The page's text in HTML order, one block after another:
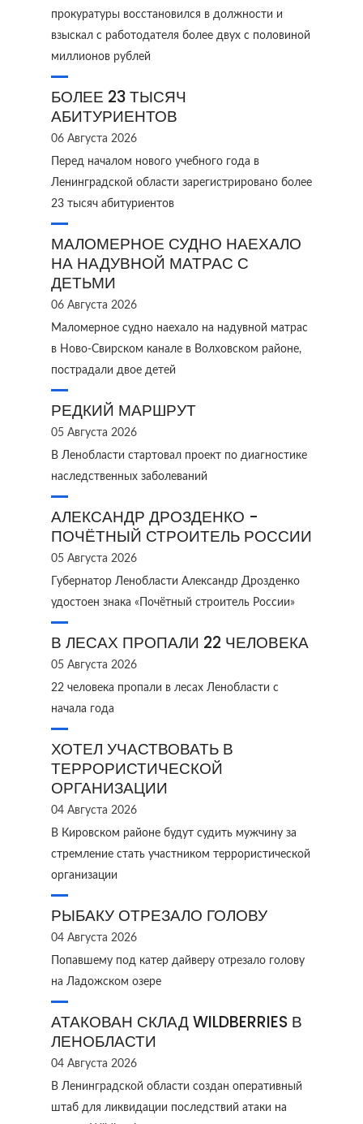
прокуратуры восстановился в должности и
взыскал с работодателя более двух с половиной
миллионов рублей
БОЛЕЕ 23 ТЫСЯЧ
АБИТУРИЕНТОВ
06 Августа 2026
Перед началом нового учебного года в
Ленинградской области зарегистрировано более
23 тысяч абитуриентов
МАЛОМЕРНОЕ СУДНО НАЕХАЛО
НА НАДУВНОЙ МАТРАС С
ДЕТЬМИ
06 Августа 2026
Маломерное судно наехало на надувной матрас
в Ново‑Свирском канале в Волховском районе,
пострадали двое детей
РЕДКИЙ МАРШРУТ
05 Августа 2026
В Ленобласти стартовал проект по диагностике
наследственных заболеваний
АЛЕКСАНДР ДРОЗДЕНКО -
ПОЧЁТНЫЙ СТРОИТЕЛЬ РОССИИ
05 Августа 2026
Губернатор Ленобласти Александр Дрозденко
удостоен знака «Почётный строитель России»
В ЛЕСАХ ПРОПАЛИ 22 ЧЕЛОВЕКА
05 Августа 2026
22 человека пропали в лесах Ленобласти с
начала года
ХОТЕЛ УЧАСТВОВАТЬ В
ТЕРРОРИСТИЧЕСКОЙ
ОРГАНИЗАЦИИ
04 Августа 2026
В Кировском районе будут судить мужчину за
стремление стать участником террористической
организации
РЫБАКУ ОТРЕЗАЛО ГОЛОВУ
04 Августа 2026
Попавшему под катер дайверу отрезало голову
на Ладожском озере
АТАКОВАН СКЛАД WILDBERRIES В
ЛЕНОБЛАСТИ
04 Августа 2026
В Ленинградской области создан оперативный
штаб для ликвидации последствий атаки на